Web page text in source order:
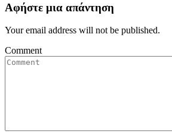
Αφήστε μια απάντηση
Your email address will not be published.
Comment